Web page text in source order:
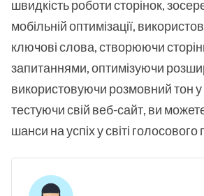
швидкість роботи сторінок,
мобільній оптимізації,
ключові слова, створюючи
запитаннями, оптимізуючи
використовуючи розмовний тон у
тестуючи свій веб-сайт, ви
шанси на успіх у світі голосового